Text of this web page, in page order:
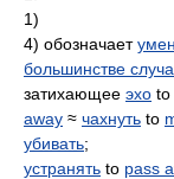
1)
4) обозначает
большинстве
затихающее эхо to
away ≈ чахнуть to
убивать;
устранять to pass